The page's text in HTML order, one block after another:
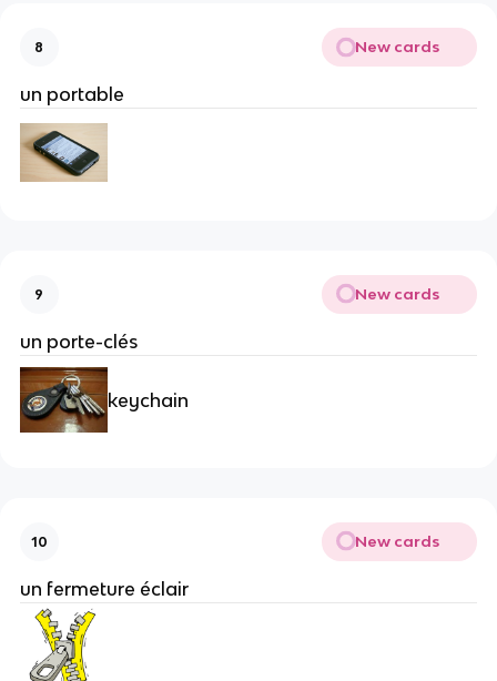
8 New cards
un portable
9 New cards
un porte-clés
keychain
10 New cards
un fermeture éclair